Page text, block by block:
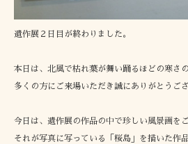
遺作展２日目が終わりました。
本日は、北風で枯れ葉が舞い踊るほどの寒さの
多くの方にご来場いただき誠にありがとうご
今日は、遺作展の作品の中で珍しい風景画を
それが写真に写っている「桜島」を描いた作品